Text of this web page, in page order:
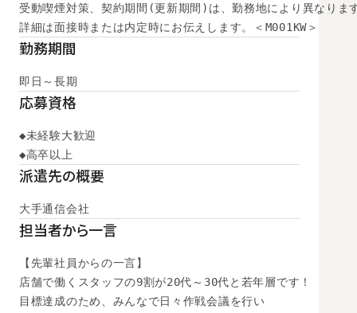
受動喫煙対策、契約期間(更新期間)は、勤務地により異なりま
詳細は面接時または内定時にお伝えします。＜M001KW＞
勤務期間
即日～長期
応募資格
◆未経験大歓迎
◆高卒以上
派遣先の概要
大手通信会社
担当者から一言
【先輩社員からの一言】
店舗で働くスタッフの9割が20代～30代と若年層です！
目標達成のため、みんなで日々作戦会議を行い